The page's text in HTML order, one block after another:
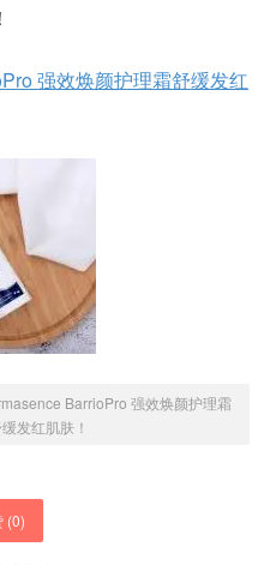
强效焕颜护理霜舒缓发红
BarrioPro 强效焕颜护理霜
发红肌肤！
(0)